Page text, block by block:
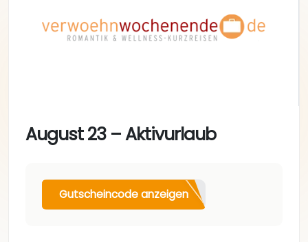
August 23 – Aktivurlaub
Gutscheincode anzeigen